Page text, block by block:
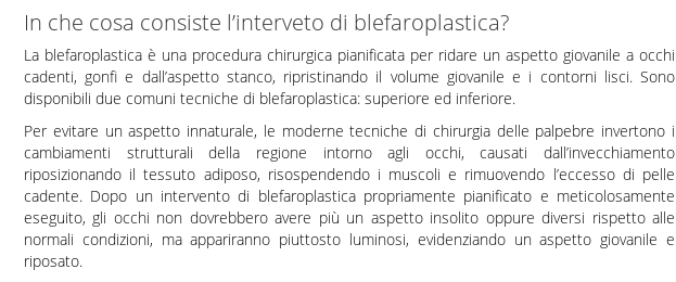
In che cosa consiste l’interveto di blefaroplastica?
La blefaroplastica è una procedura chirurgica pianificata per ridare un aspetto giovanile a occhi
cadenti, gonfi e dall’aspetto stanco, ripristinando il volume giovanile e i contorni lisci. Sono
disponibili due comuni tecniche di blefaroplastica: superiore ed inferiore.
Per evitare un aspetto innaturale, le moderne tecniche di chirurgia delle palpebre invertono i
cambiamenti strutturali della regione intorno agli occhi, causati dall’invecchiamento
riposizionando il tessuto adiposo, risospendendo i muscoli e rimuovendo l’eccesso di pelle
cadente. Dopo un intervento di blefaroplastica propriamente pianificato e meticolosamente
eseguito, gli occhi non dovrebbero avere più un aspetto insolito oppure diversi rispetto alle
normali condizioni, ma appariranno piuttosto luminosi, evidenziando un aspetto giovanile e
riposato.